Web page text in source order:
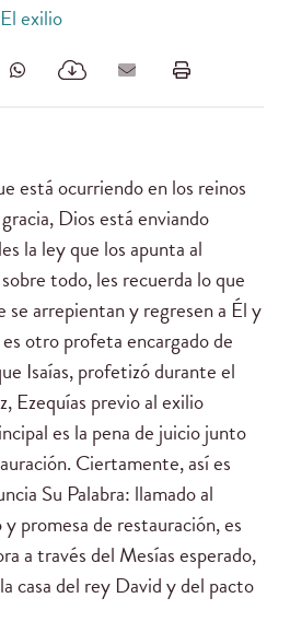
El exilio
está ocurriendo en los reinos
Dios está enviando
la ley que los apunta al
todo, les recuerda lo que
se arrepientan y regresen a Él y
otro profeta encargado de
Isaías, profetizó durante el
Ezequías previo al exilio
es la pena de juicio junto
Ciertamente, así es
Su Palabra: llamado al
promesa de restauración, es
a través del Mesías esperado,
casa del rey David y del pacto